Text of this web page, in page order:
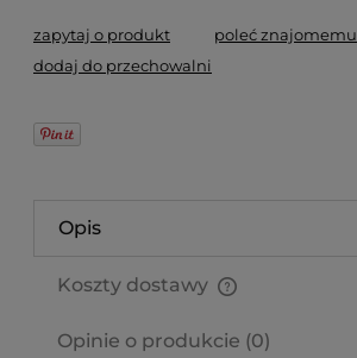
zapytaj o produkt poleć znajomemu
dodaj do przechowalni
Opis
Koszty dostawy
Opinie o produkcie (0)